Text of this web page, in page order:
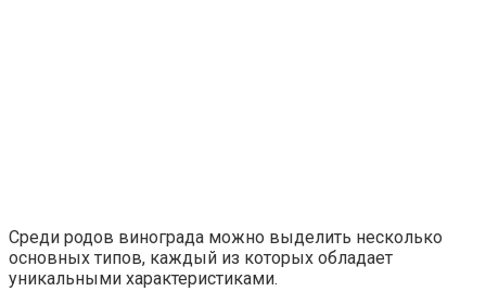
Среди родов винограда можно выделить несколько
основных типов, каждый из которых обладает
уникальными характеристиками.